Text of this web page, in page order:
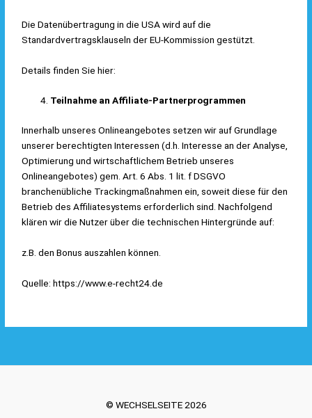
Die Datenübertragung in die USA wird auf die
Standardvertragsklauseln der EU-Kommission gestützt.
Details finden Sie hier:
Teilnahme an Affiliate-Partnerprogrammen
Innerhalb unseres Onlineangebotes setzen wir auf Grundlage
unserer berechtigten Interessen (d.h. Interesse an der Analyse,
Optimierung und wirtschaftlichem Betrieb unseres
Onlineangebotes) gem. Art. 6 Abs. 1 lit. f DSGVO
branchenübliche Trackingmaßnahmen ein, soweit diese für den
Betrieb des Affiliatesystems erforderlich sind. Nachfolgend
klären wir die Nutzer über die technischen Hintergründe auf:
z.B. den Bonus auszahlen können.
Quelle:https://www.e-recht24.de
© WECHSELSEITE 2026